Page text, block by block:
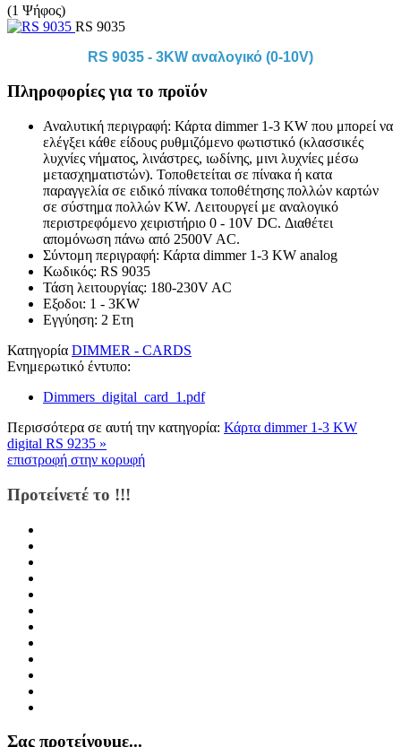
(1 Ψήφος)
RS 9035
RS 9035 - 3KW αναλογικό (0-10V)
Πληροφορίες για το προϊόν
Αναλυτική περιγραφή: Κάρτα dimmer 1-3 KW που μπορεί να
ελέγξει κάθε είδους ρυθμιζόμενο φωτιστικό (κλασσικές
λυχνίες νήματος, λινάστρες, ιωδίνης, μινι λυχνίες μέσω
μετασχηματιστών). Τοποθετείται σε πίνακα ή κατα
παραγγελία σε ειδικό πίνακα τοποθέτησης πολλών καρτών
σε σύστημα πολλών KW. Λειτουργεί με αναλογικό
περιστρεφόμενο χειριστήριο 0 - 10V DC. Διαθέτει
απομόνωση πάνω από 2500V AC.
Σύντομη περιγραφή: Κάρτα dimmer 1-3 KW analog
Κωδικός: RS 9035
Τάση λειτουργίας: 180-230V AC
Εξοδοι: 1 - 3KW
Εγγύηση: 2 Ετη
Κατηγορία DIMMER - CARDS
Ενημερωτικό έντυπο:
Dimmers_digital_card_1.pdf
Περισσότερα σε αυτή την κατηγορία: Κάρτα dimmer 1-3 KW
digital RS 9235 »
επιστροφή στην κορυφή
Προτείνετέ το !!!
Σας προτείνουμε...